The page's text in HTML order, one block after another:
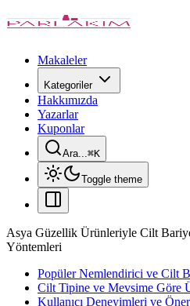
Makaleler
Kategoriler
Hakkımızda
Yazarlar
Kuponlar
Ara...⌘K
Toggle theme
Asya Güzellik Ürünleriyle Cilt
Yöntemleri
Popüler Nemlendirici ve Cilt
Cilt Tipine ve Mevsime Göre
Kullanıcı Deneyimleri ve